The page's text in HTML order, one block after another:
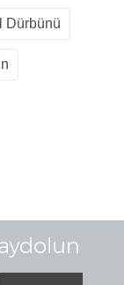
Dürbünü